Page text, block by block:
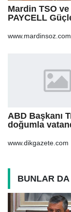
Mardin TSO ve
PAYCELL
www.mardinsoz.com
ABD Başkanı
doğumla
genişleten
www.dikgazete.com
BUNLAR DA